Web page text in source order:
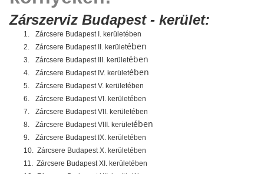
Zárszerviz Budapest - kerület:
1.
Zárcsere Budapest I. kerületében
2.
Zárcsere Budapest II. kerületében
3. Zárcsere Budapest III. kerületében
4. Zárcsere Budapest IV. kerületében
5.
Zárcsere Budapest V. kerületében
6.
Zárcsere Budapest VI. kerületében
7.
Zárcsere Budapest VII. kerületében
8.
Zárcsere Budapest VIII. kerületében
9.
Zárcsere Budapest IX. kerületében
10.
Zárcsere Budapest X. kerületében
11.
Zárcsere Budapest XI. kerületében